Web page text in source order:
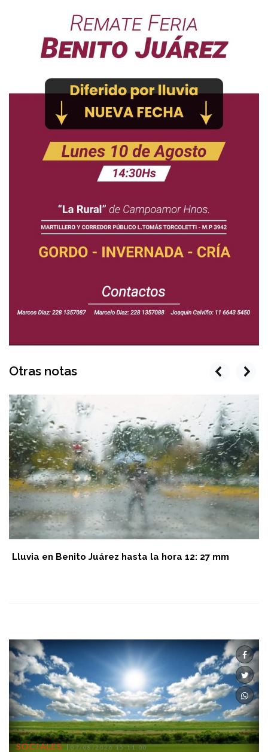
Otras notas
Lluvia en Benito Juárez hasta la hora 12: 27 mm
prev next
SOCIALES 07/08/2026 15:11:00